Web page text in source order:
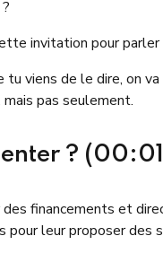
invitation pour
tu viens de le dire, on
pas seulement.
?
des financements et
pour leur proposer